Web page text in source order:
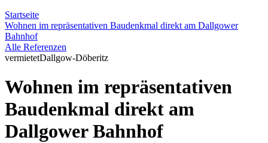
Startseite
Wohnen im repräsentativen Baudenkmal direkt am Dallgower
Bahnhof
Alle Referenzen
vermietetDallgow-Döberitz
Wohnen im repräsentativen
Baudenkmal direkt am
Dallgower Bahnhof